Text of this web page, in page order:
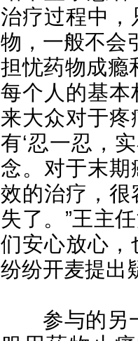
治疗过程中
物，一般不会
担忧药物成瘾
每个人的基
来大众对于
有‘忍一忍，
念。对于末
效的治疗，
失了。”王主
们安心放心
纷纷开麦提出
参与的另一